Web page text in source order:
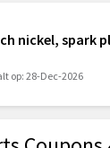
nickel, spark
op: 28-Dec-2026